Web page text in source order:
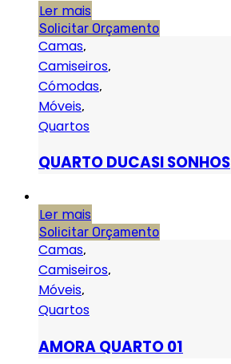
Ler mais
Solicitar Orçamento
Camas,
Camiseiros,
Cómodas,
Móveis,
Quartos
QUARTO DUCASI SONHOS
Ler mais
Solicitar Orçamento
Camas,
Camiseiros,
Móveis,
Quartos
AMORA QUARTO 01